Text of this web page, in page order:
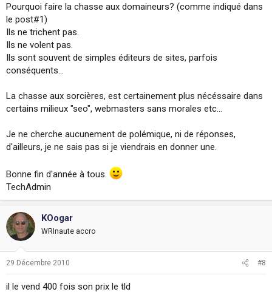
Pourquoi faire la chasse aux domaineurs? (comme indiqué dans
le post#1)
Ils ne trichent pas.
Ils ne volent pas.
Ils sont souvent de simples éditeurs de sites, parfois
conséquents...
La chasse aux sorcières, est certainement plus nécéssaire dans
certains milieux "seo", webmasters sans morales etc...
Je ne cherche aucunement de polémique, ni de réponses,
d'ailleurs, je ne sais pas si je viendrais en donner une.
Bonne fin d'année à tous.
TechAdmin
KOogar
WRInaute accro
29 Décembre 2010 #8
il le vend 400 fois son prix le tld